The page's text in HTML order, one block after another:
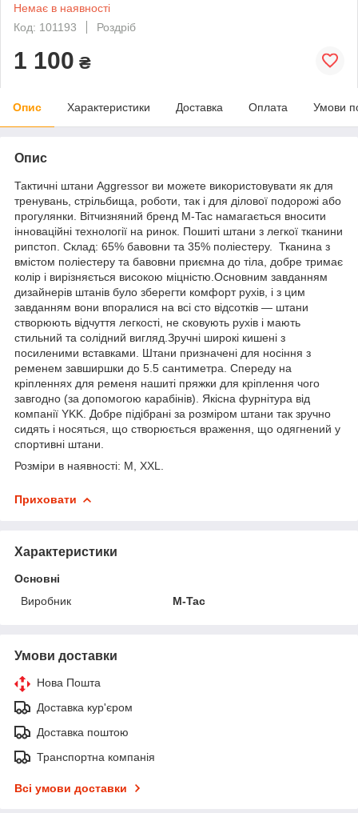
Немає в наявності
Код: 101193
Роздріб
1 100 ₴
Опис Характеристики Доставка Оплата Умови
Опис
Тактичні штани Aggressor ви можете використовувати як для
тренувань, стрільбища, роботи, так і для ділової подорожі або
прогулянки. Вітчизняний бренд M-Tac намагається вносити
інноваційні технології на ринок. Пошиті штани з легкої тканини
рипстоп. Склад: 65% бавовни та 35% поліестеру. Тканина з
вмістом поліестеру та бавовни приємна до тіла, добре тримає
колір і вирізняється високою міцністю.Основним завданням
дизайнерів штанів було зберегти комфорт рухів, і з цим
завданням вони впоралися на всі сто відсотків — штани
створюють відчуття легкості, не сковують рухів і мають
стильний та солідний вигляд.Зручні широкі кишені з
посиленими вставками. Штани призначені для носіння з
ременем завширшки до 5.5 сантиметра. Спереду на
кріпленнях для ременя нашиті пряжки для кріплення чого
завгодно (за допомогою карабінів). Якісна фурнітура від
компанії YKK. Добре підібрані за розміром штани так зручно
сидять і носяться, що створюється враження, що одягнений у
спортивні штани.
Розміри в наявності: М, XXL.
Приховати
Характеристики
Основні
Виробник
M-Tac
Умови доставки
Нова Пошта
Доставка кур'єром
Доставка поштою
Транспортна компанія
Всі умови доставки